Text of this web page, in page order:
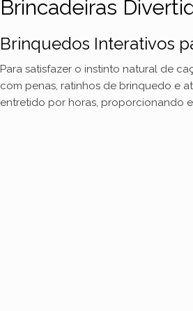
Brincadeiras
Brinquedos Interativos
Para satisfazer o instinto natural de
com penas, ratinhos de brinquedo e
entretido por horas, proporcionando